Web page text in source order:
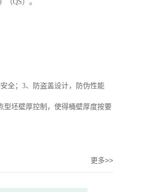
QS）。
全；3、防盗盖设计，防伪性能
型坯壁厚控制，使得桶壁厚度按要
更多>>